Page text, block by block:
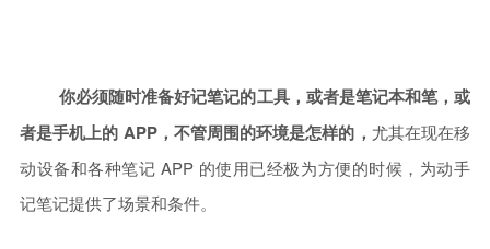
你必须随时准备好记笔记的工具，或者是笔记本和笔，或
者是手机上的 APP，不管周围的环境是怎样的， 尤其在现在移
动设备和各种笔记 APP 的使用已经极为方便的时候，为动手
记笔记提供了场景和条件。